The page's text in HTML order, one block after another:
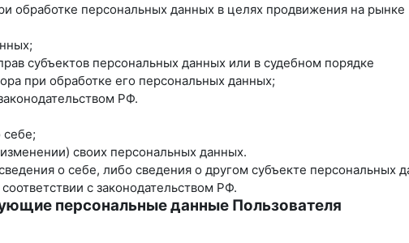
обработке персональных данных в целях продвижения на рынке
субъектов персональных данных или в судебном порядке
при обработке его персональных данных;
РФ.
себе;
своих персональных данных.
о себе, либо сведения о другом субъекте персональных
с законодательством РФ.
персональные данные Пользователя